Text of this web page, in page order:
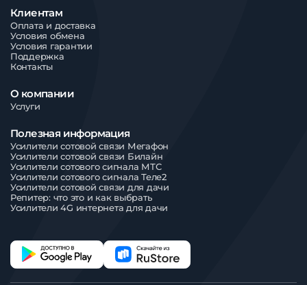
Клиентам
Оплата и доставка
Условия обмена
Условия гарантии
Поддержка
Контакты
О компании
Услуги
Полезная информация
Усилители сотовой связи Мегафон
Усилители сотовой связи Билайн
Усилители сотового сигнала МТС
Усилители сотового сигнала Теле2
Усилители сотовой связи для дачи
Репитер: что это и как выбрать
Усилители 4G интернета для дачи